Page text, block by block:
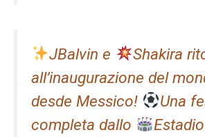
JBalvin e
Shakira
all’inaugurazione del
desde Messico!
Una
completa dallo